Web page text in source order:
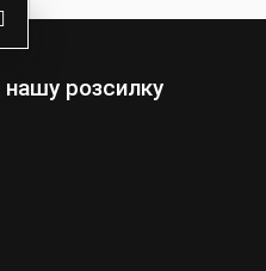
нашу розсилку